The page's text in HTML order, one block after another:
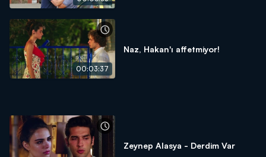
00:03:37
Naz, Hakan'ı affetmiyor!
Zeynep Alasya - Derdim Var